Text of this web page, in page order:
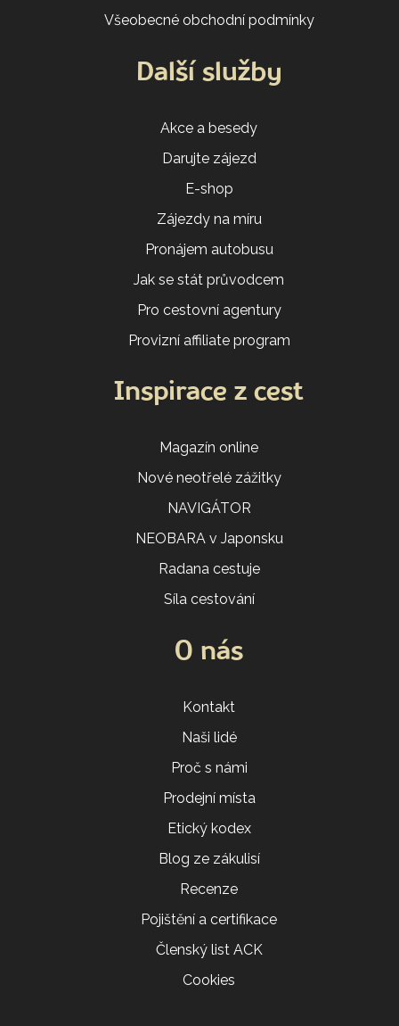
Všeobecné obchodní podmínky
Další služby
Akce a besedy
Darujte zájezd
E-shop
Zájezdy na míru
Pronájem autobusu
Jak se stát průvodcem
Pro cestovní agentury
Provizní affiliate program
Inspirace z cest
Magazín online
Nové neotřelé zážitky
NAVIGÁTOR
NEOBARA v Japonsku
Radana cestuje
Síla cestování
O nás
Kontakt
Naši lidé
Proč s námi
Prodejní místa
Etický kodex
Blog ze zákulisí
Recenze
Pojištění a certifikace
Členský list ACK
Cookies